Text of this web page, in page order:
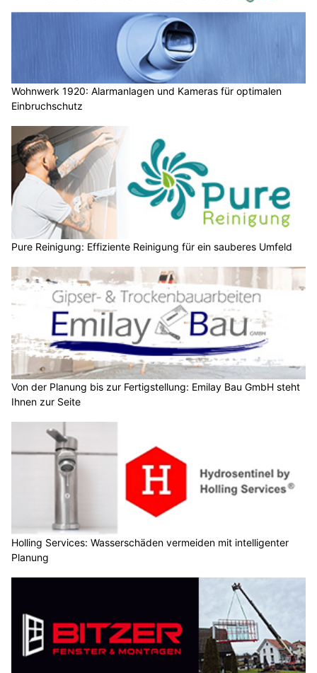
Wohnwerk 1920: Alarmanlagen und Kameras für optimalen
Einbruchschutz
Pure Reinigung: Effiziente Reinigung für ein sauberes Umfeld
Von der Planung bis zur Fertigstellung: Emilay Bau GmbH steht
Ihnen zur Seite
Holling Services: Wasserschäden vermeiden mit intelligenter
Planung